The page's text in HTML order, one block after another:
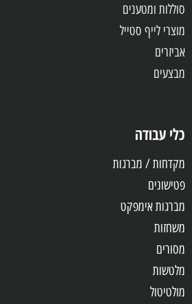
סוללות ומטענים
מוצרי לייף סטייל
אביזרים
מבצעים
כלי עבודה
מקדחות / מברגות
פטישונים
מברגות אימפקט
משחזות
מסורים
מלטשות
מולטיטול